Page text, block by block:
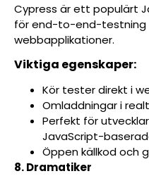
Cypress är ett populärt
för end-to-end-testning
webbapplikationer.
Viktiga egenskaper:
Kör tester direkt i
Omladdningar i
Perfekt för
JavaScript-
Öppen källkod och
8. Dramatiker